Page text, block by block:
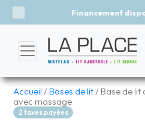
Événement -
Previous
Accueil /Bases de lit / Base de lit
avec massage
2 taxes payées